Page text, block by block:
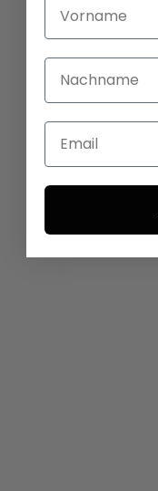
Nachname
Email